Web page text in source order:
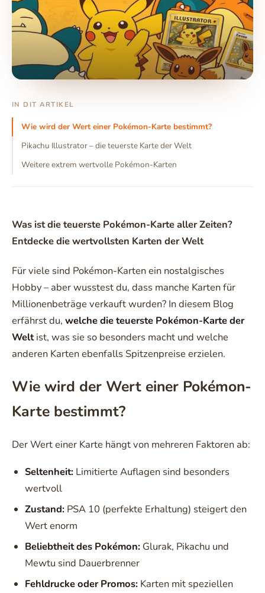
IN DIT ARTIKEL
Wie wird der Wert einer Pokémon-Karte bestimmt?
Pikachu Illustrator – die teuerste Karte der Welt
Weitere extrem wertvolle Pokémon-Karten
Was ist die teuerste Pokémon-Karte aller Zeiten?
Entdecke die wertvollsten Karten der Welt
Für viele sind Pokémon-Karten ein nostalgisches
Hobby – aber wusstest du, dass manche Karten für
Millionenbeträge verkauft wurden? In diesem Blog
erfährst du, welche die teuerste Pokémon-Karte der
Weltist, was sie so besonders macht und welche
anderen Karten ebenfalls Spitzenpreise erzielen.
Wie wird der Wert einer Pokémon-
Karte bestimmt?
Der Wert einer Karte hängt von mehreren Faktoren ab:
Seltenheit: Limitierte Auflagen sind besonders
wertvoll
Zustand: PSA 10 (perfekte Erhaltung) steigert den
Wert enorm
Beliebtheit des Pokémon: Glurak, Pikachu und
Mewtu sind Dauerbrenner
Fehldrucke oder Promos: Karten mit speziellen